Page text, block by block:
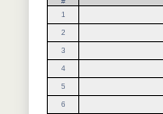
1
2
3
4
5
6